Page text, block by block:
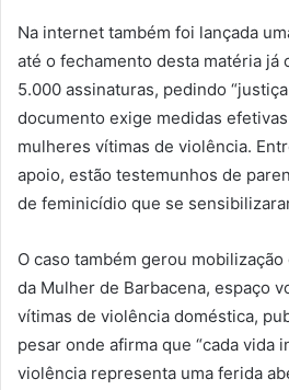
Na internet também foi lançada
até o fechamento desta matéria já
5.000 assinaturas, pedindo
documento exige medidas
mulheres vítimas de violência.
apoio, estão testemunhos de
de feminicídio que se
O caso também gerou
da Mulher de Barbacena, espaço
vítimas de violência doméstica,
pesar onde afirma que “cada vida
violência representa uma ferida